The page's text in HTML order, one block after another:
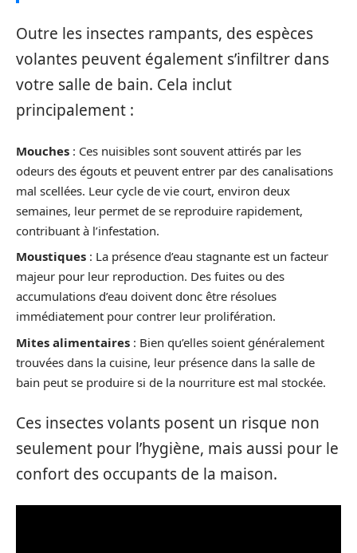
Outre les insectes rampants, des espèces
volantes peuvent également s’infiltrer dans
votre salle de bain. Cela inclut
principalement :
Mouches : Ces nuisibles sont souvent attirés par les
odeurs des égouts et peuvent entrer par des canalisations
mal scellées. Leur cycle de vie court, environ deux
semaines, leur permet de se reproduire rapidement,
contribuant à l’infestation.
Moustiques : La présence d’eau stagnante est un facteur
majeur pour leur reproduction. Des fuites ou des
accumulations d’eau doivent donc être résolues
immédiatement pour contrer leur prolifération.
Mites alimentaires : Bien qu’elles soient généralement
trouvées dans la cuisine, leur présence dans la salle de
bain peut se produire si de la nourriture est mal stockée.
Ces insectes volants posent un risque non
seulement pour l’hygiène, mais aussi pour le
confort des occupants de la maison.